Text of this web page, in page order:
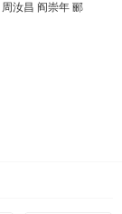
周汝昌 阎崇年 郦